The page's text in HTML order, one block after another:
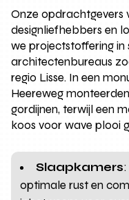
Onze opdrachtgevers
designliefhebbers en
we projectstoffering
architectenbureaus
regio Lisse. In een
Heereweg
gordijnen, terwijl een
koos voor wave plooi
Slaapkamers
optimale rust en